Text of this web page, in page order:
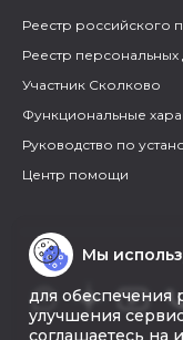
Реестр российского
Реестр персональных
Участник Сколково
Функциональные
Руководство по
Центр помощи
Мы
для обеспечения
улучшения
соглашаетесь на